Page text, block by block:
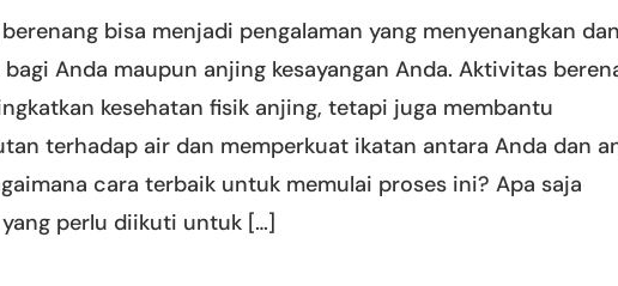
bisa menjadi pengalaman yang menyenangkan dan
Anda maupun anjing kesayangan Anda. Aktivitas
kesehatan fisik anjing, tetapi juga membantu
terhadap air dan memperkuat ikatan antara Anda dan
cara terbaik untuk memulai proses ini? Apa saja
perlu diikuti untuk […]